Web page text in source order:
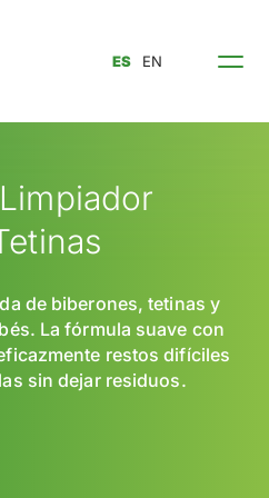
ES EN
de biberones, tetinas y
La fórmula suave con
restos difíciles
sin dejar residuos.